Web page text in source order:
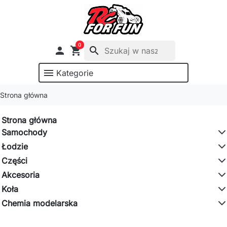
 shopping_cart
0
search
menu Kategorie
Strona główna
Strona główna
Samochody
Łodzie
Części
Akcesoria
Koła
Chemia modelarska